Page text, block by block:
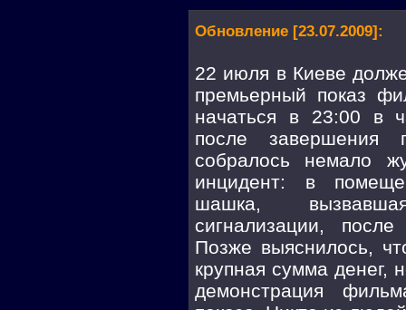
Обновление [23.07.2009]:
22 июля в Киеве
премьерный показ
начаться в 23:00 в
после завершения
собралось немало
инцидент: в
шашка,
сигнализации,
Позже выяснилось,
крупная сумма денег,
демонстрация